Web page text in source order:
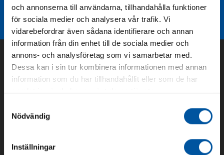
och annonserna till användarna, tillhandahålla funktioner
för sociala medier och analysera vår trafik. Vi
vidarebefordrar även sådana identifierare och annan
information från din enhet till de sociala medier och
annons- och analysföretag som vi samarbetar med.
Dessa kan i sin tur kombinera informationen med annan
information som du har tillhandahållit eller som de har
samlat in när du har använt deras tjänster.
Nödvändig
Inställningar
Liknande produktgrupper
Om oss